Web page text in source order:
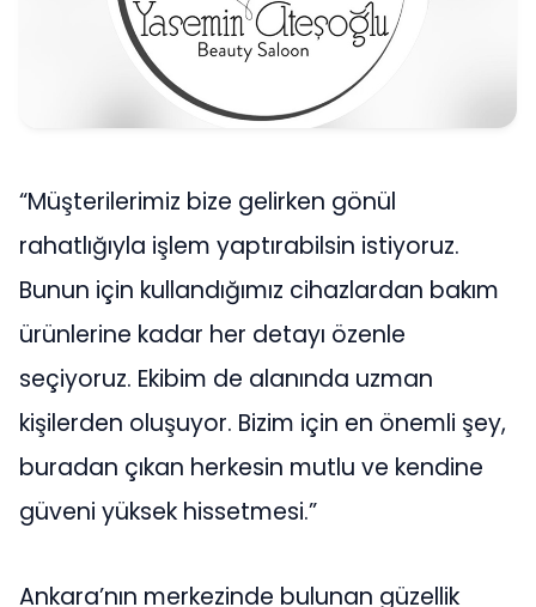
“Müşterilerimiz bize gelirken gönül
rahatlığıyla işlem yaptırabilsin istiyoruz.
Bunun için kullandığımız cihazlardan bakım
ürünlerine kadar her detayı özenle
seçiyoruz. Ekibim de alanında uzman
kişilerden oluşuyor. Bizim için en önemli şey,
buradan çıkan herkesin mutlu ve kendine
güveni yüksek hissetmesi.”
Ankara’nın merkezinde bulunan güzellik